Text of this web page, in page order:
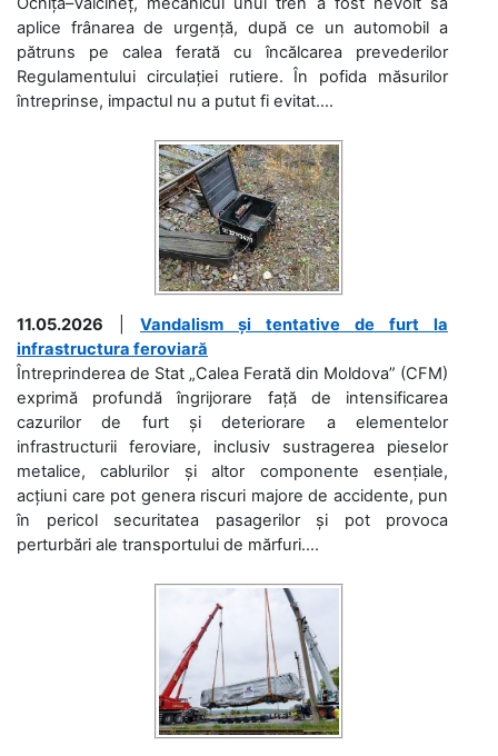
aplice frânarea de urgență, după ce un automobil a
pătruns pe calea ferată cu încălcarea prevederilor
Regulamentului circulației rutiere. În pofida măsurilor
întreprinse, impactul nu a putut fi evitat....
11.05.2026
Vandalism și tentative de furt la
infrastructura feroviară
Întreprinderea de Stat „Calea Ferată din Moldova” (CFM)
exprimă profundă îngrijorare față de intensificarea
cazurilor de furt și deteriorare a elementelor
infrastructurii feroviare, inclusiv sustragerea pieselor
metalice, cablurilor și altor componente esențiale,
acțiuni care pot genera riscuri majore de accidente, pun
în pericol securitatea pasagerilor și pot provoca
perturbări ale transportului de mărfuri....